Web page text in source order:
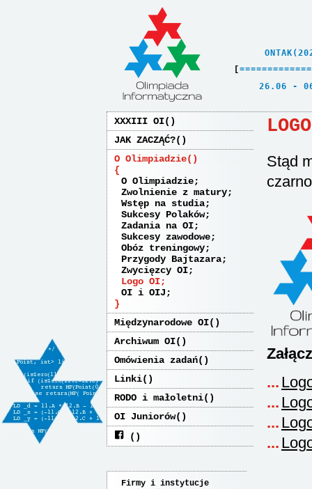
[ =============
26.06
XXXIII OI
JAK ZACZĄĆ?
O Olimpiadzie
O Olimpiadzie
Zwolnienie z matury
Wstęp na studia
Sukcesy Polaków
Zadania na OI
Sukcesy zawodowe
Obóz treningowy
Przygody Bajtazara
Zwycięzcy OI
Logo OI
OI i OIJ
Międzynarodowe OI
Archiwum OI
Omówienia zadań
Linki
RODO i małoletni
OI Juniorów
Firmy i instytucje
Stąd